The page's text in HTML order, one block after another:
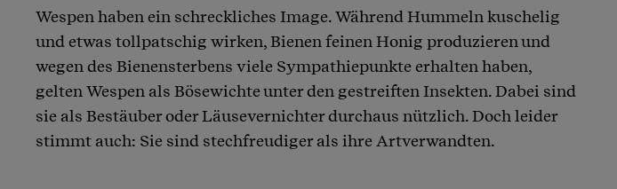
Artikel teilen
Wespen haben ein schreckliches Image. Während Hummeln kuschelig
und etwas tollpatschig wirken, Bienen feinen Honig produzieren und
wegen des Bienensterbens viele Sympathiepunkte erhalten haben,
gelten Wespen als Bösewichte unter den gestreiften Insekten. Dabei sind
sie als Bestäuber oder Läusevernichter durchaus nützlich. Doch leider
stimmt auch: Sie sind stechfreudiger als ihre Artverwandten.